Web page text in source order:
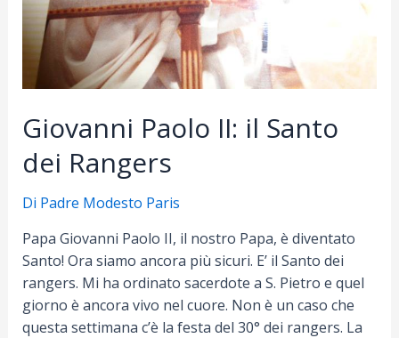
3-
4
maggio.
Siete
Giovanni Paolo II: il Santo
dei Rangers
Di Padre Modesto Paris
Papa Giovanni Paolo II, il nostro Papa, è diventato
Santo! Ora siamo ancora più sicuri. E’ il Santo dei
rangers. Mi ha ordinato sacerdote a S. Pietro e quel
giorno è ancora vivo nel cuore. Non è un caso che
questa settimana c’è la festa del 30° dei rangers. La